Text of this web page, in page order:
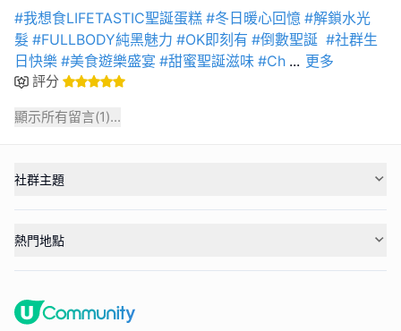
#我想食LIFETASTIC聖誕蛋糕 #冬日暖心回憶 #解鎖水光
髮 #FULLBODY純黑魅力 #OK即刻有 #倒數聖誕 #社群生
日快樂 #美食遊樂盛宴 #甜蜜聖誕滋味 #Ch ... 更多
評分
顯示所有留言(1)...
社群主題
熱門地點